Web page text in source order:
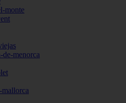
monte
de-menorca
mallorca